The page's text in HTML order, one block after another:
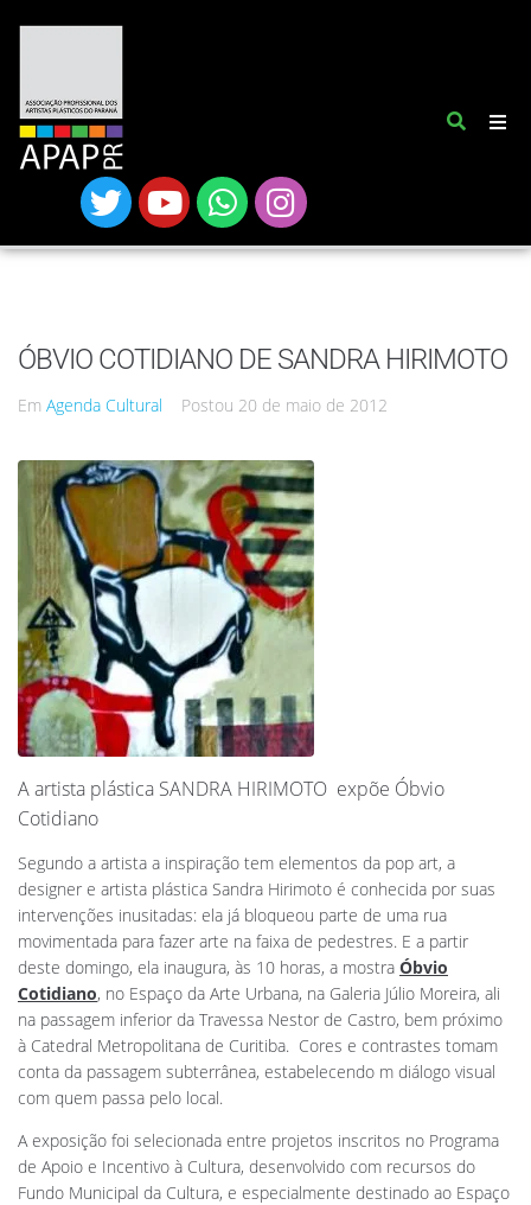
ÓBVIO COTIDIANO DE SANDRA HIRIMOTO
Em Agenda Cultural Postou 20 de maio de 2012
A artista plástica SANDRA HIRIMOTO expõe Óbvio
Cotidiano
Segundo a artista a inspiração tem elementos da pop art, a
designer e artista plástica Sandra Hirimoto é conhecida por suas
intervenções inusitadas: ela já bloqueou parte de uma rua
movimentada para fazer arte na faixa de pedestres. E a partir
deste domingo, ela inaugura, às 10 horas, a mostra Óbvio
Cotidiano, no Espaço da Arte Urbana, na Galeria Júlio Moreira, ali
na passagem inferior da Travessa Nestor de Castro, bem próximo
à Catedral Metropolitana de Curitiba. Cores e contrastes tomam
conta da passagem subterrânea, estabelecendo m diálogo visual
com quem passa pelo local.
A exposição foi selecionada entre projetos inscritos no Programa
de Apoio e Incentivo à Cultura, desenvolvido com recursos do
Fundo Municipal da Cultura, e especialmente destinado ao Espaço